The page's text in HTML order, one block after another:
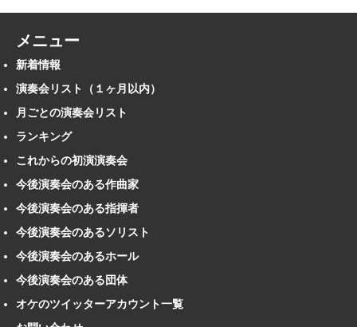
メニュー
新着情報
演奏会リスト（１ヶ月以内）
月ごとの演奏会リスト
ランキング
これからの初演演奏会
今後演奏会のある作曲家
今後演奏会のある指揮者
今後演奏会のあるソリスト
今後演奏会のあるホール
今後演奏会のある団体
オケのツイッターアカウント一覧